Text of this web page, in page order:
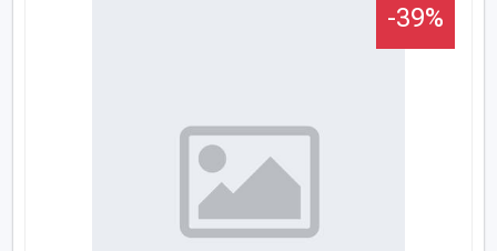
-39%